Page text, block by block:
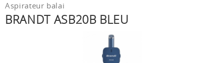
Aspirateur balai
BRANDT ASB20B BLEU